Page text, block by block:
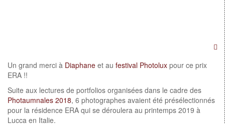
Un grand merci à Diaphane et au festival Photolux pour ce prix
ERA !!
Suite aux lectures de portfolios organisées dans le cadre des
Photaumnales 2018, 6 photographes avaient été présélectionnés
pour la résidence ERA qui se déroulera au printemps 2019 à
Lucca en Italie.